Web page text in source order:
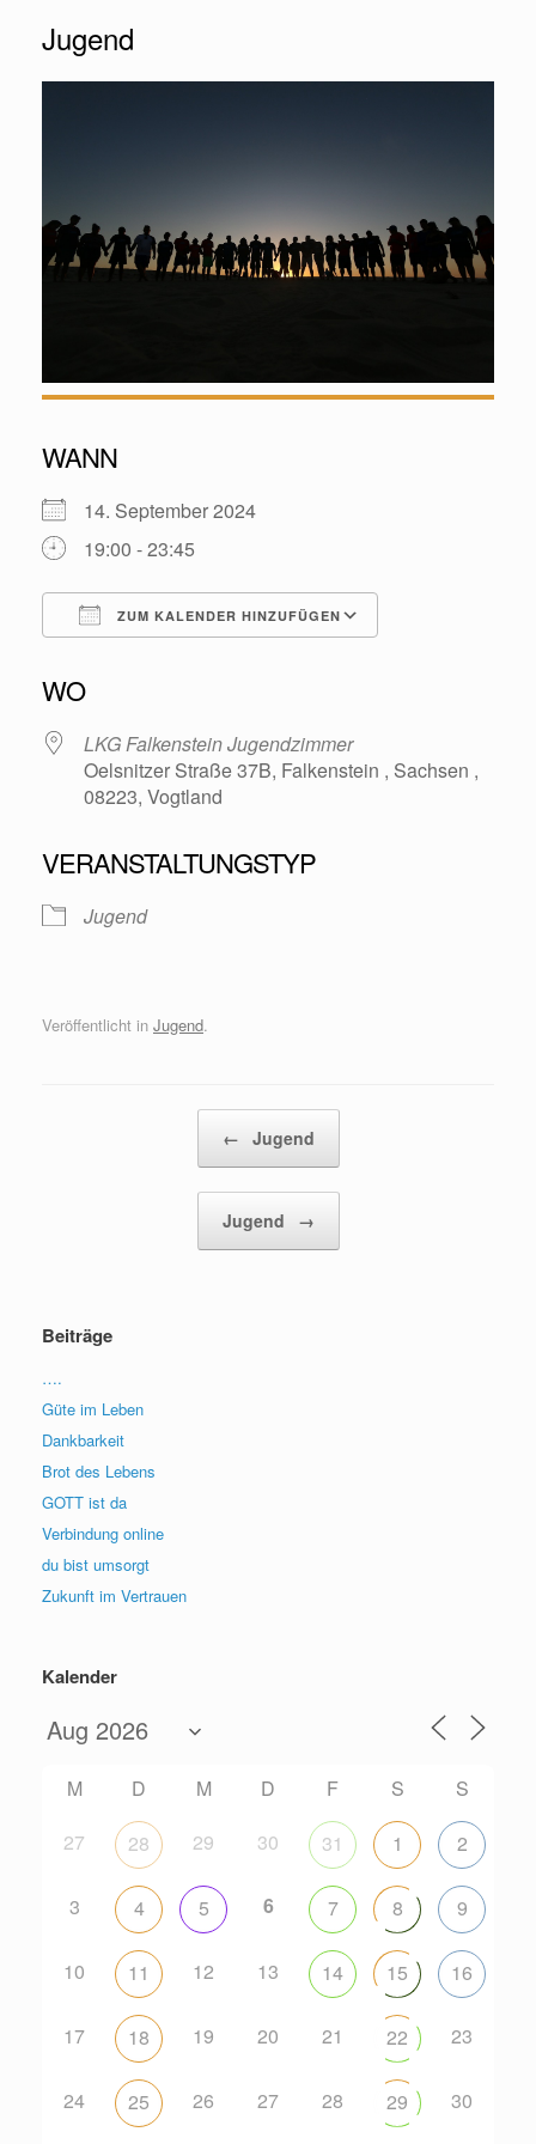
Jugend
WANN
14. September 2024
19:00 - 23:45
ZUM KALENDER HINZUFÜGEN
WO
LKG Falkenstein Jugendzimmer
Oelsnitzer Straße 37B, Falkenstein , Sachsen ,
08223, Vogtland
VERANSTALTUNGSTYP
Jugend
Veröffentlicht in Jugend.
← Jugend
Jugend →
Beiträge
….
Güte im Leben
Dankbarkeit
Brot des Lebens
GOTT ist da
Verbindung online
du bist umsorgt
Zukunft im Vertrauen
Kalender
M D M D F S
S
27
28 29 30 31 1 2
3 4 5 6 7 8 9
10 11 12 13 14 15 16
17 18 19 20 21 22 23
24 25 26 27 28 29 30